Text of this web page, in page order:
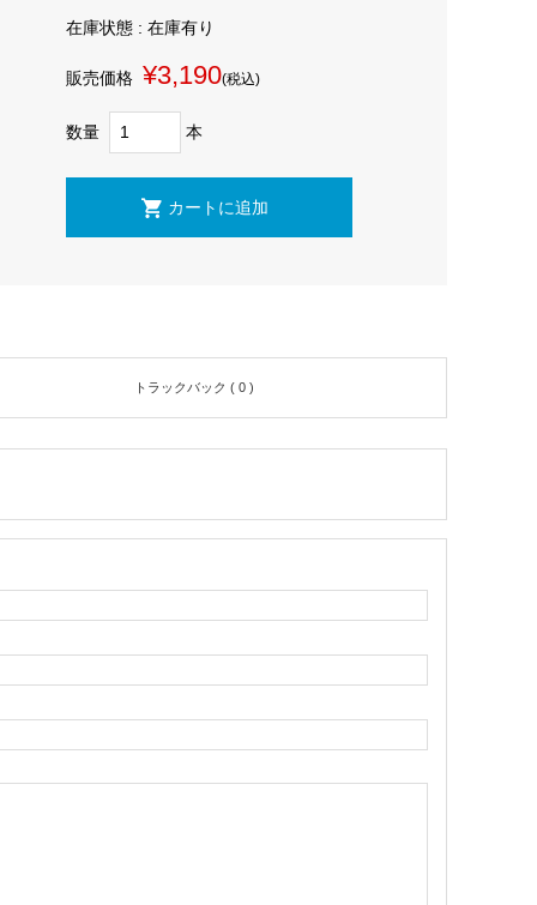
在庫状態 : 在庫有り
販売価格 ¥3,190(税込)
数量 本
トラックバック ( 0 )